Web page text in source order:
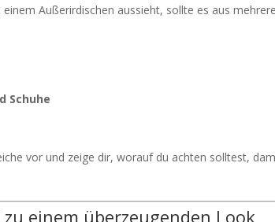
Außerirdischen aussieht, sollte es aus
Schuhe
vor und zeige dir, worauf du achten solltest,
zu einem überzeugenden Look